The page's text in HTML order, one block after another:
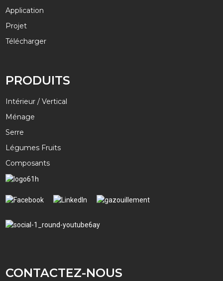
Application
Projet
Télécharger
PRODUITS
Intérieur / Vertical
Ménage
Serre
Légumes Fruits
Composants
CONTACTEZ-NOUS